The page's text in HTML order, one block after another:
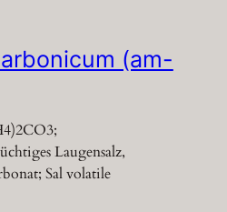
(am-
Laugensalz,
Sal volatile